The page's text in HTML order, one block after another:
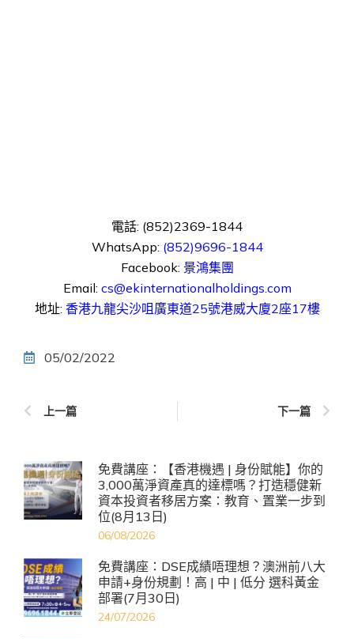
電話: (852)2369-1844
WhatsApp: (852)9696-1844
Facebook: 景鴻集團
Email: cs@ekinternationalholdings.com
地址: 香港九龍尖沙咀廣東道25號港威大廈2座17樓
05/02/2022
上一篇 下一篇
免費講座：【香港機遇 | 身份賦能】你的
3,000萬淨資產真的達標嗎？打造穩健新
資本投資者移居方案：教育、置業一步到
位(8月13日)
06/08/2026
免費講座：DSE成績唔理想？澳洲前八大
申請+身份規劃！高 | 中 | 低分 選科黃金
部署(7月30日)
24/07/2026